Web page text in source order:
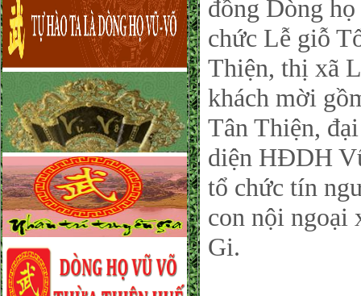
đồng Dòng
chức Lễ giỗ
Thiện, thị xã
khách mời
Tân Thiện,
diện HĐDH
tổ chức tín
con nội ngoại
Gi.